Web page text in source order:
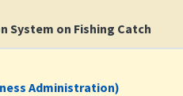
on Fishing Catch
Administration)